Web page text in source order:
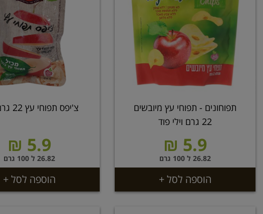
תפוחונים - תפוחי עץ מיובשים
22 גרם וילי פוד
5.9 ₪
26.82 ל 100 גרם
הוספה לסל +
צ'יפס תפוחי עץ 22 גרם כרם
5.9 ₪
26.82 ל 100 גרם
הוספה לסל +